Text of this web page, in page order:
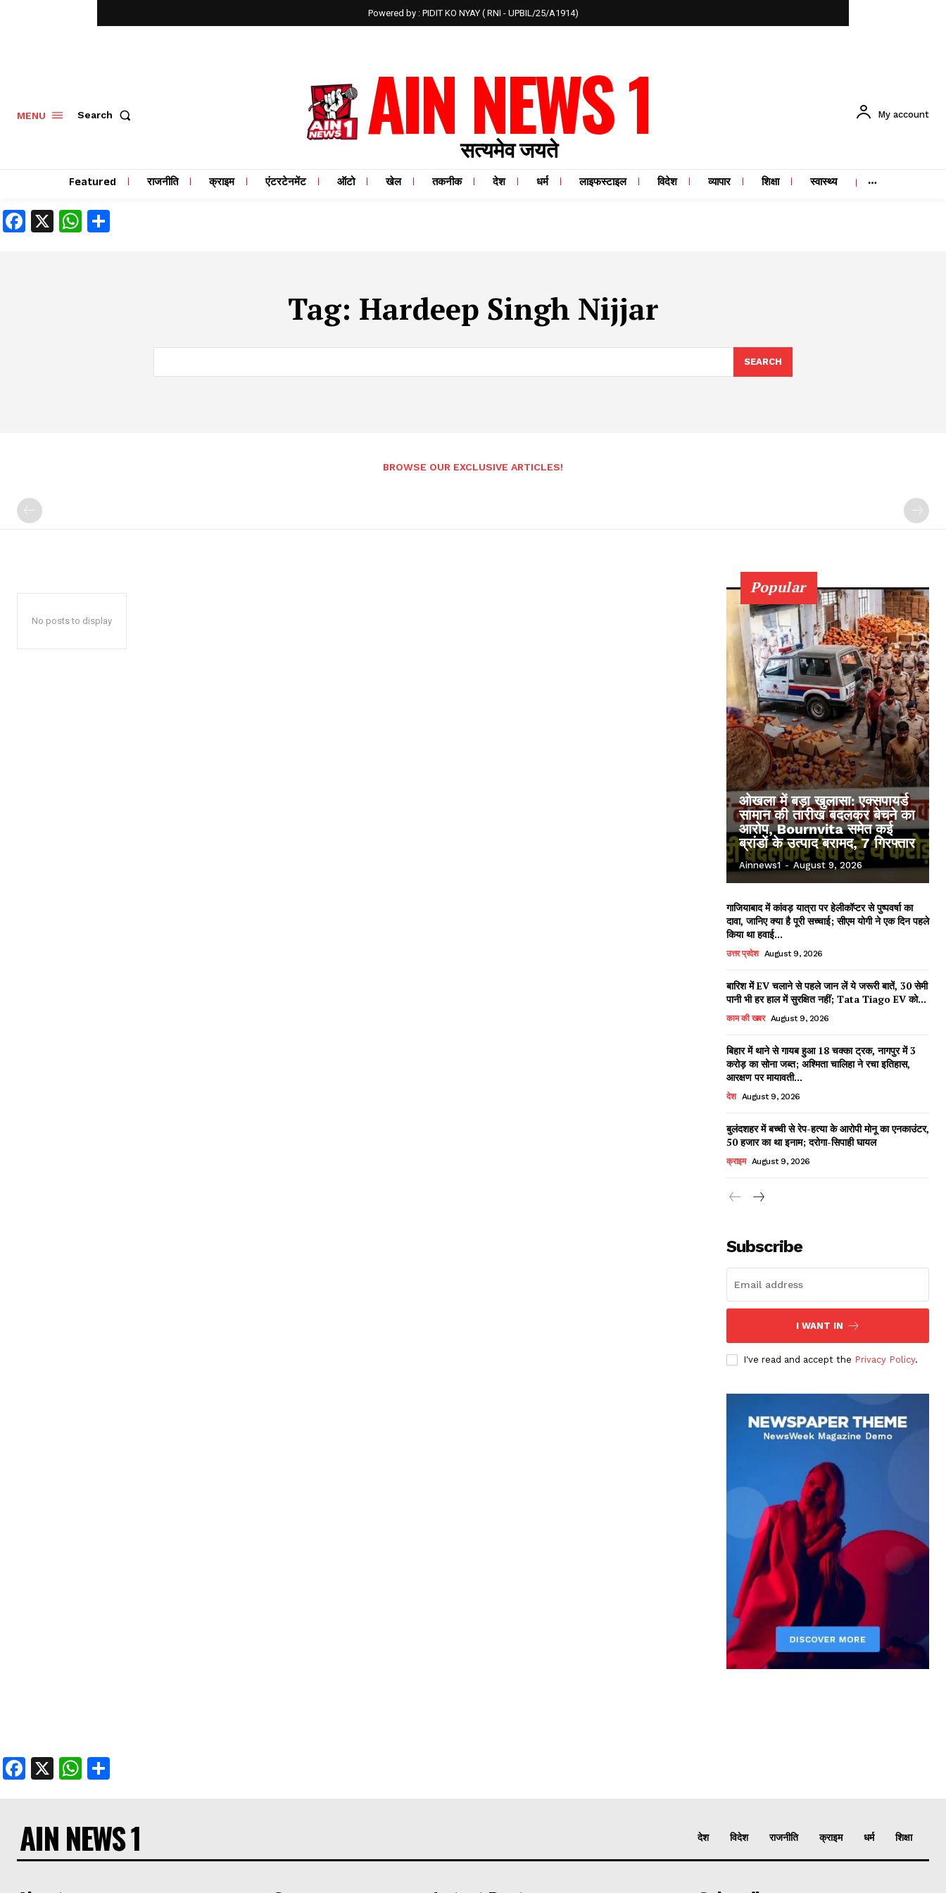
Powered by : PIDIT KO NYAY ( RNI - UPBIL/25/A1914)
MENU Search AIN NEWS 1
सत्यमेव जयते
My account
Featured राजनीति क्राइम एंटरटेनमेंट ऑटो खेल तकनीक देश धर्म लाइफस्टाइल विदेश व्यापार शिक्षा स्वास्थ्य
Facebook
X WhatsApp
Tag: Hardeep Singh Nijjar
SEARCH
BROWSE OUR EXCLUSIVE ARTICLES!
No posts to display
Popular
ओखला में बड़ा खुलासा: एक्सपायर्ड
सामान की तारीख बदलकर बेचने का
आरोप, Bournvita समेत कई
ब्रांडों के उत्पाद बरामद, 7 गिरफ्तार
Ainnews1 - August 9, 2026
गाजियाबाद में कांवड़ यात्रा पर हेलीकॉप्टर से पुष्पवर्षा का
दावा, जानिए क्या है पूरी सच्चाई; सीएम योगी ने एक दिन पहले
किया था हवाई...
उत्तर प्रदेश August 9, 2026
बारिश में EV चलाने से पहले जान लें ये जरूरी बातें, 30 सेमी
पानी भी हर हाल में सुरक्षित नहीं; Tata Tiago EV को...
काम की खबर August 9, 2026
बिहार में थाने से गायब हुआ 18 चक्का ट्रक, नागपुर में 3
करोड़ का सोना जब्त; अश्मिता चालिहा ने रचा इतिहास,
आरक्षण पर मायावती...
देश August 9, 2026
बुलंदशहर में बच्ची से रेप-हत्या के आरोपी मोनू का एनकाउंटर,
50 हजार का था इनाम; दरोगा-सिपाही घायल
क्राइम August 9, 2026
Subscribe
I WANT IN
I've read and accept the Privacy Policy.
Facebook
X WhatsApp
AIN NEWS 1 देश विदेश राजनीति क्राइम धर्म शिक्षा